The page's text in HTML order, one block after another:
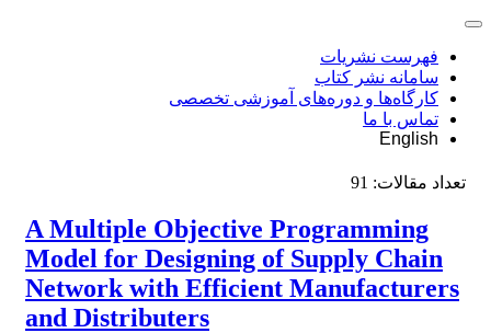
فهرست نشریات
سامانه نشر کتاب
کارگاه‌ها و دوره‌های آموزشی تخصصی
تماس با ما
English
تعداد مقالات: 91
A Multiple Objective Programming
Model for Designing of Supply Chain
Network with Efficient Manufacturers
and Distributers